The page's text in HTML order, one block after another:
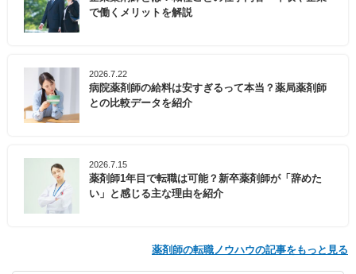
で働くメリットを解説
2026.7.22
病院薬剤師の給料は安すぎるって本当？薬局薬剤師
との比較データを紹介
2026.7.15
薬剤師1年目で転職は可能？新卒薬剤師が「辞めた
い」と感じる主な理由を紹介
薬剤師の転職ノウハウの記事をもっと見る